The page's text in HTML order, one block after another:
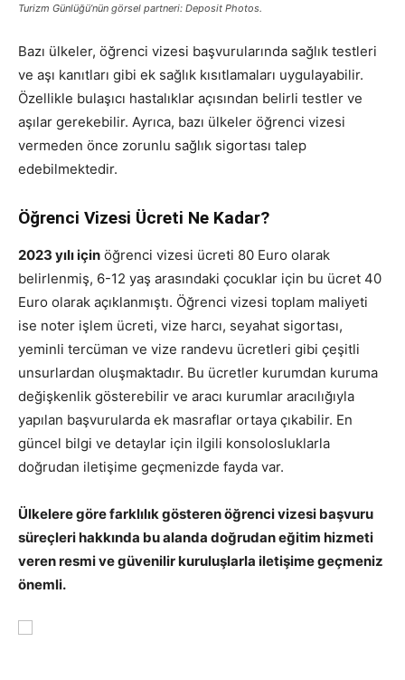
Turizm Günlüğü’nün görsel partneri: Deposit Photos.
Bazı ülkeler, öğrenci vizesi başvurularında sağlık testleri
ve aşı kanıtları gibi ek sağlık kısıtlamaları uygulayabilir.
Özellikle bulaşıcı hastalıklar açısından belirli testler ve
aşılar gerekebilir. Ayrıca, bazı ülkeler öğrenci vizesi
vermeden önce zorunlu sağlık sigortası talep
edebilmektedir.
Öğrenci Vizesi Ücreti Ne Kadar?
2023 yılı için öğrenci vizesi ücreti 80 Euro olarak
belirlenmiş, 6-12 yaş arasındaki çocuklar için bu ücret 40
Euro olarak açıklanmıştı. Öğrenci vizesi toplam maliyeti
ise noter işlem ücreti, vize harcı, seyahat sigortası,
yeminli tercüman ve vize randevu ücretleri gibi çeşitli
unsurlardan oluşmaktadır. Bu ücretler kurumdan kuruma
değişkenlik gösterebilir ve aracı kurumlar aracılığıyla
yapılan başvurularda ek masraflar ortaya çıkabilir. En
güncel bilgi ve detaylar için ilgili konsolosluklarla
doğrudan iletişime geçmenizde fayda var.
Ülkelere göre farklılık gösteren öğrenci vizesi başvuru
süreçleri hakkında bu alanda doğrudan eğitim hizmeti
veren resmi ve güvenilir kuruluşlarla iletişime geçmeniz
önemli.